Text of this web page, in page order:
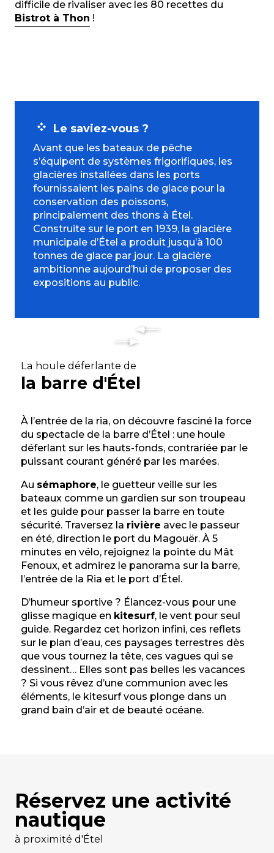
difficile de rivaliser avec les 80 recettes du
Bistrot à Thon !
Le saviez-vous ?
Avant que les bateaux de pêche
s’équipent de systèmes frigorifiques, les
glacières installées dans les ports
fournissaient les pains de glace pour la
conservation des poissons,
principalement des thons à Étel.
Construite sur le port en 1939, la glacière
municipale d’Étel a produit jusqu’à 100
tonnes de glace par jour. La glacière
ambitionne aujourd’hui de proposer des
expositions au public.
La houle déferlante de
la barre d'Étel
À l’entrée de la ria, on découvre fasciné la force
du spectacle de la barre d’Étel : une houle
déferlant sur les hauts-fonds, contrariée par le
puissant courant généré par les marées.
Au sémaphore, le guetteur veille sur les
bateaux comme un gardien sur son troupeau
et les guide pour passer la barre en toute
sécurité. Traversez la rivière avec le passeur
en été, direction le port du Magouër. À 5
minutes en vélo, rejoignez la pointe du Mât
Fenoux, et admirez le panorama sur la barre,
l’entrée de la Ria et le port d’Étel.
D’humeur sportive ? Élancez-vous pour une
glisse magique en kitesurf, le vent pour seul
guide. Regardez cet horizon infini, ces reflets
sur le plan d’eau, ces paysages terrestres dès
que vous tournez la tête, ces vagues qui se
dessinent… Elles sont pas belles les vacances
? Si vous rêvez d’une communion avec les
éléments, le kitesurf vous plonge dans un
grand bain d’air et de beauté océane.
Réservez une activité
nautique
à proximité d'Étel